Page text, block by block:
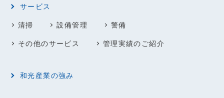
サービス
清掃 設備管理 警備
その他のサービス 管理実績のご紹介
和光産業の強み